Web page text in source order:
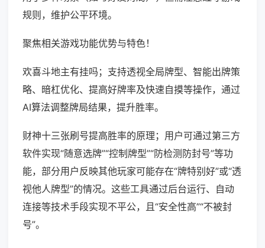
规则，维护公平环境。
聚焦相关游戏功能优势与特色！
欢喜斗地主有挂吗；支持透视全局牌型、智能出牌策
略、暗杠优化、提高好牌率及快速自摸等操作，通过
AI算法调整牌局结果，提升胜率。
财神十三张刷号提高胜率的原理；用户可通过第三方
软件实现“随意选牌”“控制牌型”“防检测防封号”等功
能，部分用户反映其他玩家可能存在“牌特别好”或“透
视他人牌型”的情况。这些工具通过后台运行、自动
连接等技术手段实现不平公，且“安全性高”“不被封
号”。